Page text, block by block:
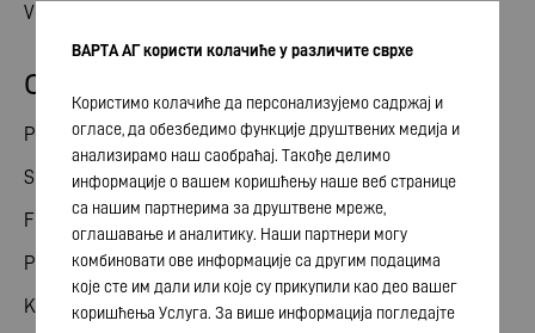
Vesti
Odnosi ulagača
Podeli
Skupština akcionara
Finansijski kalendar
Publikacije
Kontakt sa investitorom
ВАРТА АГ користи колачиће у различите сврхе
Користимо колачиће да персонализујемо садржај и
огласе, да обезбедимо функције друштвених медија и
анализирамо наш саобраћај. Такође делимо
информације о вашем коришћењу наше веб странице
са нашим партнерима за друштвене мреже,
оглашавање и аналитику. Наши партнери могу
комбиновати ове информације са другим подацима
које сте им дали или које су прикупили као део вашег
коришћења Услуга. За више информација погледајте